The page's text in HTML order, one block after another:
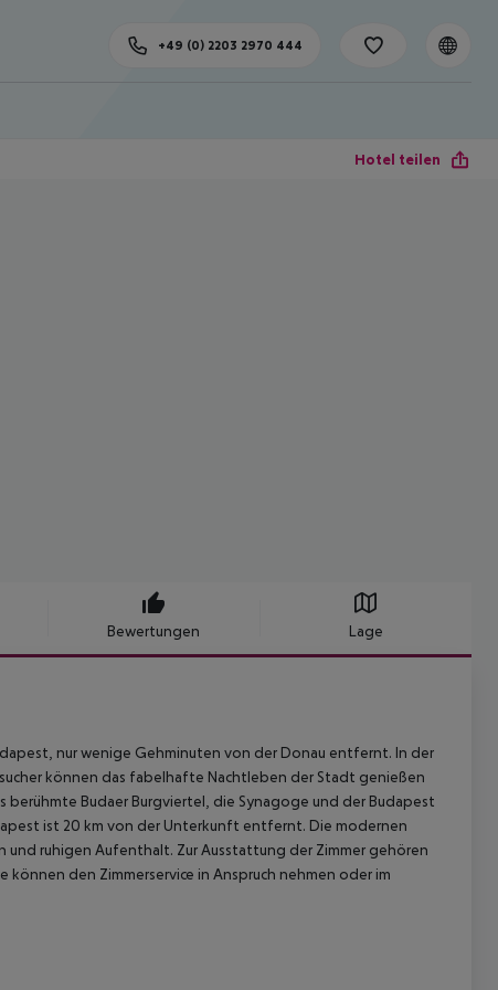
+49 (0) 2203 2970 444
Hotel teilen
Bewertungen Lage
nur wenige Gehminuten von der Donau entfernt. In der
können das fabelhafte Nachtleben der Stadt genießen
Budaer Burgviertel, die Synagoge und der Budapest
ist 20 km von der Unterkunft entfernt. Die modernen
ruhigen Aufenthalt. Zur Ausstattung der Zimmer gehören
können den Zimmerservice in Anspruch nehmen oder im